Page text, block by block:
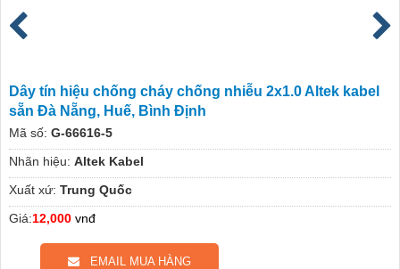
Dây tín hiệu chống cháy chống nhiễu 2x1.0 Altek kabel
sẵn Đà Nẵng, Huế, Bình Định
Mã số: G-66616-5
Nhãn hiệu: Altek Kabel
Xuất xứ: Trung Quốc
Giá:12,000 vnđ
EMAIL MUA HÀNG